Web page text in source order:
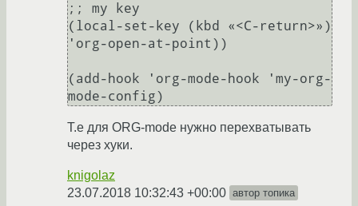
;; my key
(local-set-key (kbd «<C-return>»)
'org-open-at-point))
(add-hook 'org-mode-hook 'my-org-
Т.е для ORG-mode нужно перехватывать
через хуки.
knigolaz
23.07.2018 10:32:43 +00:00 автор топика